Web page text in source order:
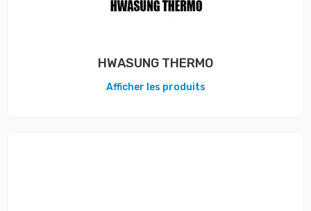
HWASUNG THERMO
Afficher les produits